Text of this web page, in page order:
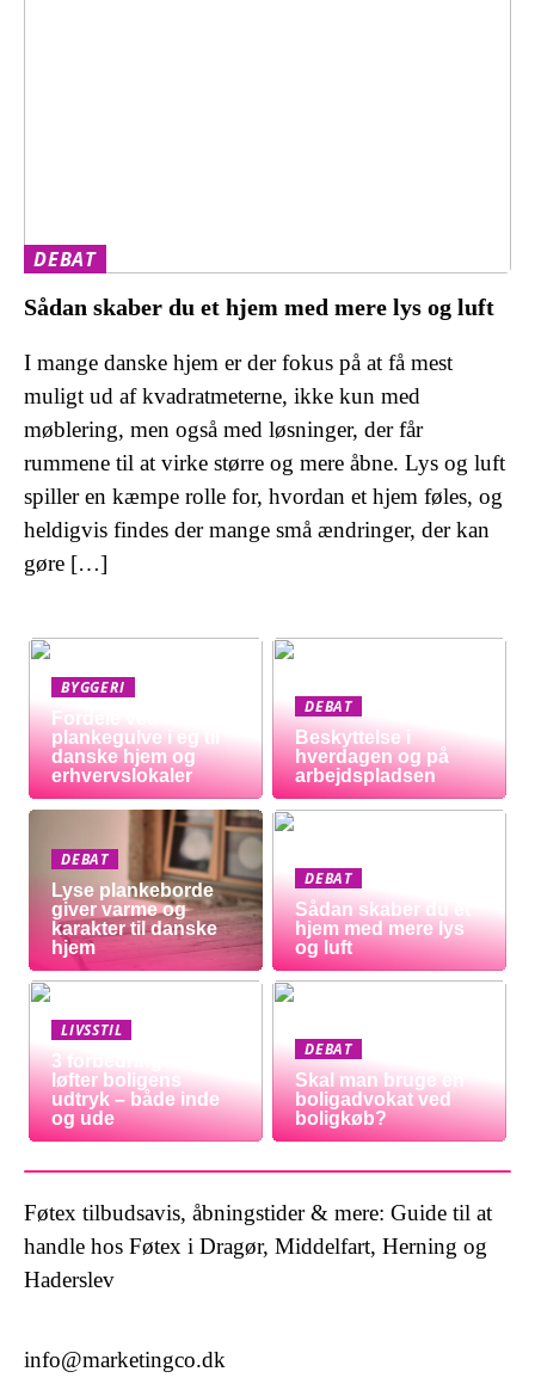
DEBAT
Sådan skaber du et hjem med mere lys og luft
I mange danske hjem er der fokus på at få mest
muligt ud af kvadratmeterne, ikke kun med
møblering, men også med løsninger, der får
rummene til at virke større og mere åbne. Lys og luft
spiller en kæmpe rolle for, hvordan et hjem føles, og
heldigvis findes der mange små ændringer, der kan
gøre […]
BYGGERI
Fordele ved
plankegulve i eg til
danske hjem og
erhvervslokaler
DEBAT
Beskyttelse i
hverdagen og på
arbejdspladsen
DEBAT
Lyse plankeborde
giver varme og
karakter til danske
hjem
DEBAT
Sådan skaber du et
hjem med mere lys
og luft
LIVSSTIL
3 forbedringer der
løfter boligens
udtryk – både inde
og ude
DEBAT
Skal man bruge en
boligadvokat ved
boligkøb?
Føtex tilbudsavis, åbningstider & mere: Guide til at
handle hos Føtex i Dragør, Middelfart, Herning og
Haderslev
info@marketingco.dk